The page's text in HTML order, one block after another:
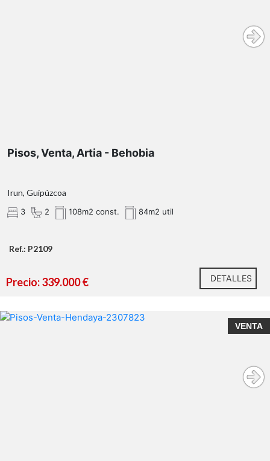
Pisos, Venta, Artia - Behobia
Irun, Guipúzcoa
3 2 108m2 const. 84m2 util
Ref.: P2109
Precio: 339.000 € DETALLES
VENTA